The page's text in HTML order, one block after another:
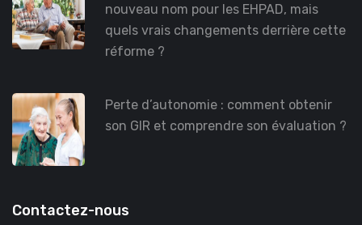
nouveau nom pour les EHPAD, mais
quels vrais changements derrière cette
réforme ?
Perte d’autonomie : comment obtenir
son GIR et comprendre son évaluation ?
Contactez-nous